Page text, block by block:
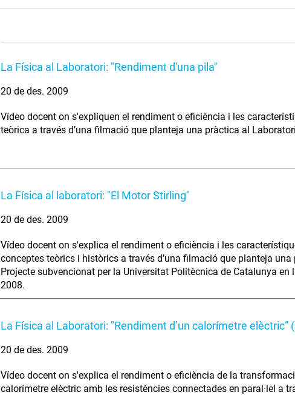
La Física al Laboratori: "Rendiment d'una pila"
20 de des. 2009
Vídeo docent on s'expliquen el rendiment o eficiència i les
teòrica a través d’una filmació que planteja una pràctica al
La Física al laboratori: "El Motor Stirling"
20 de des. 2009
Vídeo docent on s'explica el rendiment o eficiència i les
conceptes teòrics i històrics a través d’una filmació que planteja
Projecte subvencionat per la Universitat Politècnica de Catalunya
2008.
La Física al Laboratori: "Rendiment d’un calorímetre elèctric”
20 de des. 2009
Vídeo docent on s'explica el rendiment o eficiència de la
calorímetre elèctric amb les resistències connectades en paral·lel a